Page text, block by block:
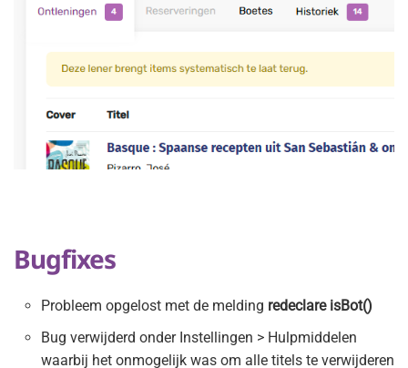
Bugfixes
Probleem opgelost met de melding redeclare isBot()
Bug verwijderd onder Instellingen > Hulpmiddelen
waarbij het onmogelijk was om alle titels te verwijderen